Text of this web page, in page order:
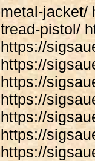
metal-jacket/
tread-pistol/
https://
https://
https://
https://
https://
https://
https://